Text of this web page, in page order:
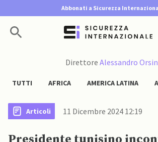
Abbonati a Sicurezza
Direttore Alessandro
TUTTI AFRICA AMERICA LATINA
Articoli 11 Dicembre 2024 12:19